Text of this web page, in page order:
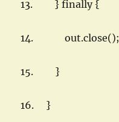
13. } finally {
14. out.close();
15. }
16. }